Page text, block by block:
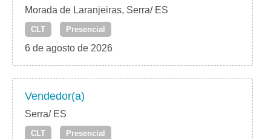
Morada de Laranjeiras, Serra/ ES
CLT Presencial
6 de agosto de 2026
Vendedor(a)
Serra/ ES
CLT Presencial